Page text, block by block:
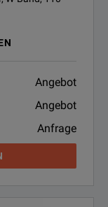
Angebot
Angebot
Anfrage